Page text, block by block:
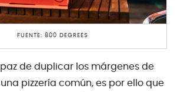
FUENTE: 800 DEGREES
de duplicar los márgenes de
pizzería común, es por ello que